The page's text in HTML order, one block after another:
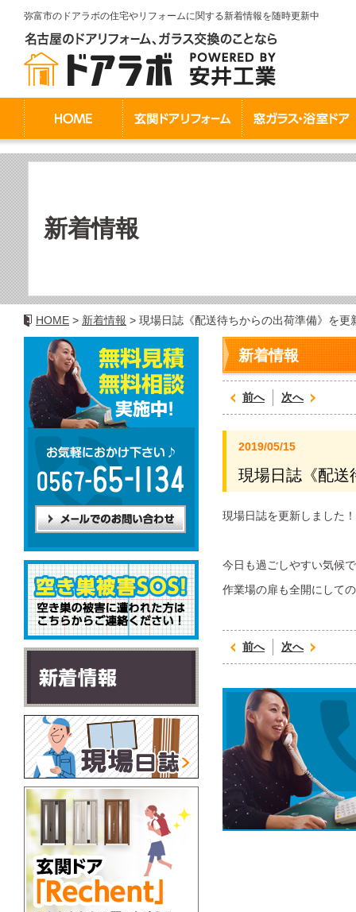
弥富市のドアラボの住宅やリフォームに関する新着情報を随時更新中
新着情報
HOME 新着情報 現場日誌《配送待ちからの出荷準備》を更
新着情報
前へ 次へ
2019/05/15
現場日誌《配送
現場日誌を更新しました！
今日も過ごしやすい気候
作業場の扉も全開にして
前へ 次へ